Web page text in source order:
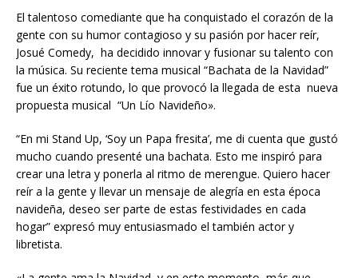
El talentoso comediante que ha conquistado el corazón de la
gente con su humor contagioso y su pasión por hacer reír,
Josué Comedy, ha decidido innovar y fusionar su talento con
la música. Su reciente tema musical “Bachata de la Navidad”
fue un éxito rotundo, lo que provocó la llegada de esta nueva
propuesta musical “Un Lío Navideño».
“En mi Stand Up, ‘Soy un Papa fresita’, me di cuenta que gustó
mucho cuando presenté una bachata. Esto me inspiró para
crear una letra y ponerla al ritmo de merengue. Quiero hacer
reír a la gente y llevar un mensaje de alegría en esta época
navideña, deseo ser parte de estas festividades en cada
hogar” expresó muy entusiasmado el también actor y
libretista.